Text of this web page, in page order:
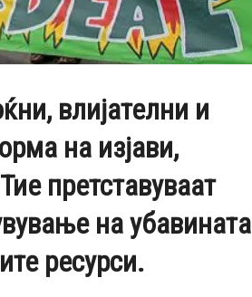
влијателни и
на изјави,
претставуваат
на убавината
ресурси.